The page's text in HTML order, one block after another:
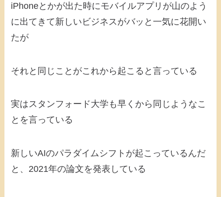
iPhoneとかが出た時にモバイルアプリが山のよう
に出てきて新しいビジネスがバッと一気に花開い
たが
それと同じことがこれから起こると言っている
実はスタンフォード大学も早くから同じようなこ
とを言っている
新しいAIのパラダイムシフトが起こっているんだ
と、2021年の論文を発表している